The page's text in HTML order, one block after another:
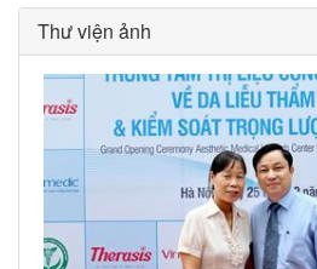
Thư viện ảnh